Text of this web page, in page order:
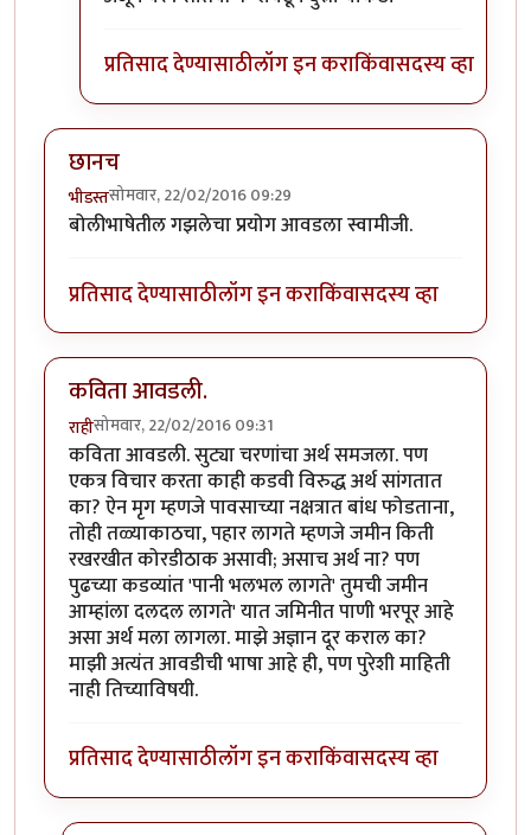
प्रतिसाद देण्यासाठीलॉग इन कराकिंवासदस्य व्हा
छानच
भीडस्तसोमवार, 22/02/2016 09:29
बोलीभाषेतील गझलेचा प्रयोग आवडला स्वामीजी.
प्रतिसाद देण्यासाठीलॉग इन कराकिंवासदस्य व्हा
कविता आवडली.
राहीसोमवार, 22/02/2016 09:31
कविता आवडली. सुट्या चरणांचा अर्थ समजला. पण
एकत्र विचार करता काही कडवी विरुद्ध अर्थ सांगतात
का? ऐन मृग म्हणजे पावसाच्या नक्षत्रात बांध फोडताना,
तोही तळ्याकाठचा, पहार लागते म्हणजे जमीन किती
रखरखीत कोरडीठाक असावी; असाच अर्थ ना? पण
पुढच्या कडव्यांत 'पानी भलभल लागते' तुमची जमीन
आम्हांला दलदल लागते' यात जमिनीत पाणी भरपूर आहे
असा अर्थ मला लागला. माझे अज्ञान दूर कराल का?
माझी अत्यंत आवडीची भाषा आहे ही, पण पुरेशी माहिती
नाही तिच्याविषयी.
प्रतिसाद देण्यासाठीलॉग इन कराकिंवासदस्य व्हा